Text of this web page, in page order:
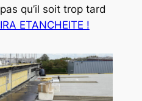
qu’il soit trop tard
ETANCHEITE !